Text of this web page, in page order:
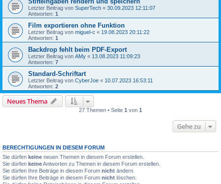
Letzter Beitrag von SuperTech « 30.09.2023 12:11:07
Antworten: 1
Film exportieren ohne Funktion
Letzter Beitrag von miguel-c « 19.08.2023 20:11:22
Antworten: 1
Backdrop fehlt beim PDF-Export
Letzter Beitrag von AMy « 13.08.2023 11:09:23
Antworten: 7
Standard-Schriftart
Letzter Beitrag von CyberJoe « 10.07.2023 16:53:11
Antworten: 2
Neues Thema
27 Themen • Seite 1 von 1
Gehe zu
BERECHTIGUNGEN IN DIESEM FORUM
Sie dürfen keine neuen Themen in diesem Forum erstellen.
Sie dürfen keineAntworten zu Themen in diesem Forum erstellen.
Sie dürfen Ihre Beiträge in diesem Forum nicht ändern.
Sie dürfen Ihre Beiträge in diesem Forum nicht löschen.